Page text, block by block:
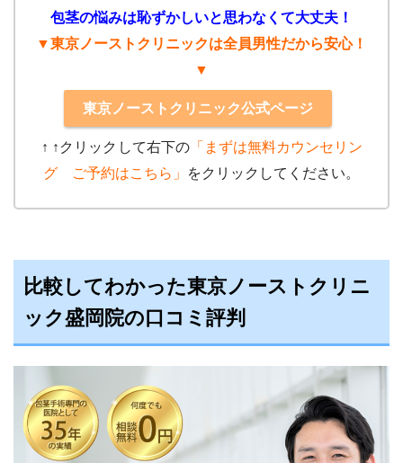
包茎の悩みは恥ずかしいと思わなくて大丈夫！
▼東京ノーストクリニックは全員男性だから安心！
▼
東京ノーストクリニック公式ページ
↑ ↑クリック して右下の「まずは無料カウンセリン
グ ご予約はこちら」
をクリックしてください。
比較してわかった東京ノーストクリニ
ック盛岡院の口コミ評判